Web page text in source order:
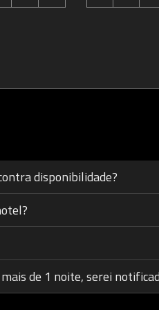
disponibilidade?
de 1 noite, serei